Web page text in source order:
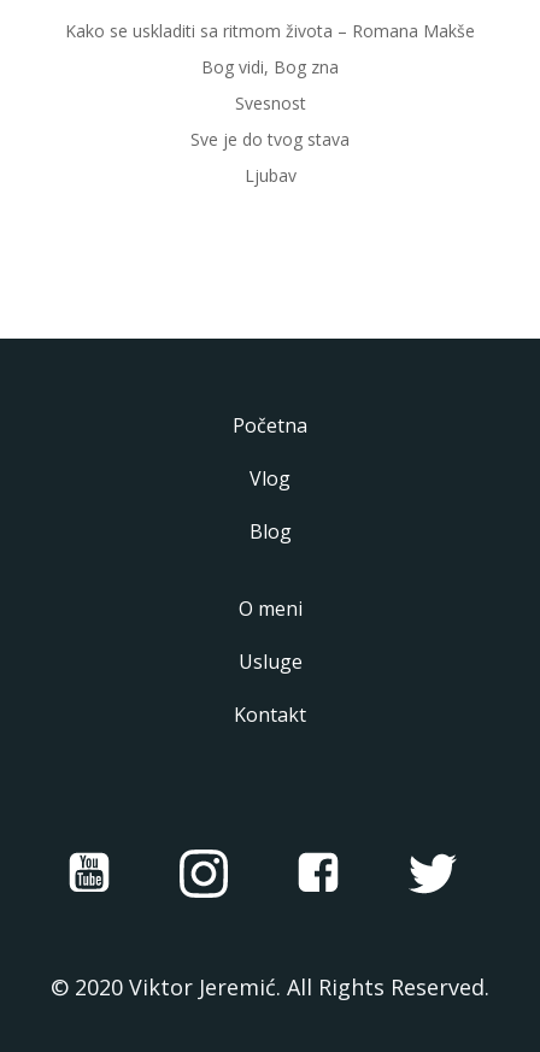
Kako se uskladiti sa ritmom života – Romana Makše
Bog vidi, Bog zna
Svesnost
Sve je do tvog stava
Ljubav
Početna
Vlog
Blog
O meni
Usluge
Kontakt
© 2020 Viktor Jeremić. All Rights Reserved.